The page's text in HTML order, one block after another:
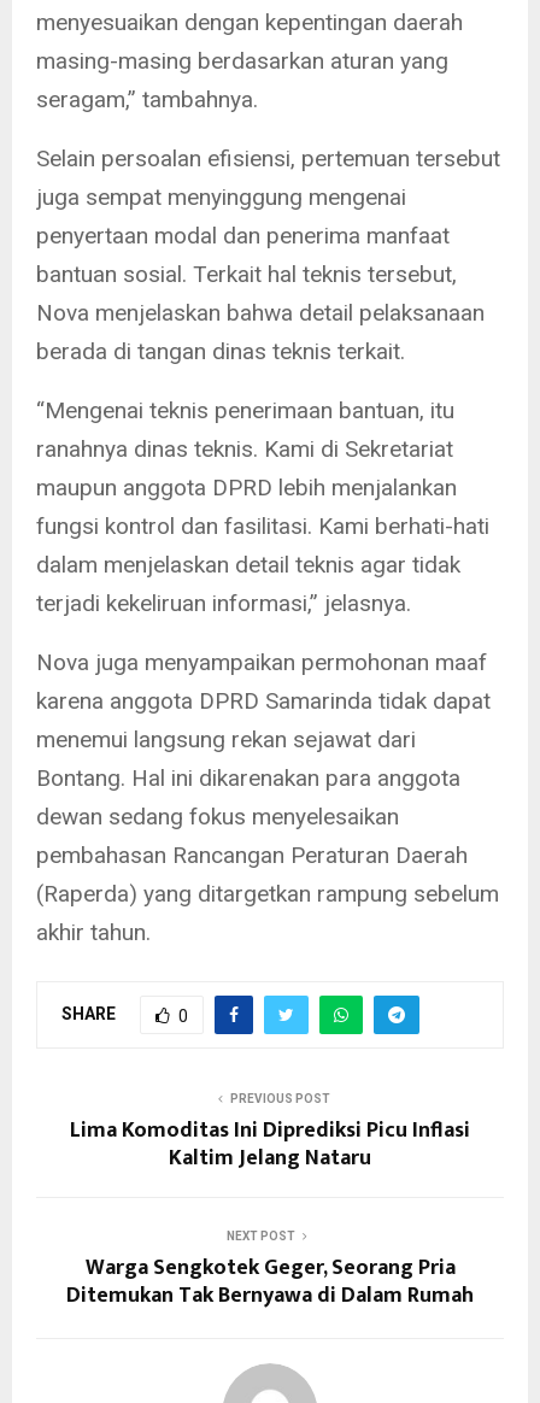
menyesuaikan dengan kepentingan daerah
masing-masing berdasarkan aturan yang
seragam,” tambahnya.
Selain persoalan efisiensi, pertemuan tersebut
juga sempat menyinggung mengenai
penyertaan modal dan penerima manfaat
bantuan sosial. Terkait hal teknis tersebut,
Nova menjelaskan bahwa detail pelaksanaan
berada di tangan dinas teknis terkait.
“Mengenai teknis penerimaan bantuan, itu
ranahnya dinas teknis. Kami di Sekretariat
maupun anggota DPRD lebih menjalankan
fungsi kontrol dan fasilitasi. Kami berhati-hati
dalam menjelaskan detail teknis agar tidak
terjadi kekeliruan informasi,” jelasnya.
Nova juga menyampaikan permohonan maaf
karena anggota DPRD Samarinda tidak dapat
menemui langsung rekan sejawat dari
Bontang. Hal ini dikarenakan para anggota
dewan sedang fokus menyelesaikan
pembahasan Rancangan Peraturan Daerah
(Raperda) yang ditargetkan rampung sebelum
akhir tahun.
SHARE 0
PREVIOUS POST
Lima Komoditas Ini Diprediksi Picu Inflasi
Kaltim Jelang Nataru
NEXT POST
Warga Sengkotek Geger, Seorang Pria
Ditemukan Tak Bernyawa di Dalam Rumah